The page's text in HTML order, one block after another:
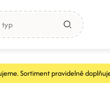
Sortiment pravidelně